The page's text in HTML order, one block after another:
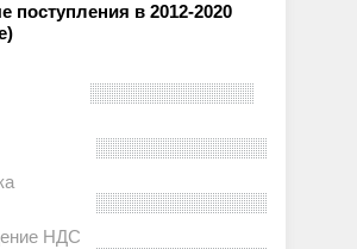
поступления в 2012-2020